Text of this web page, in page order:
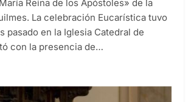
Reina de los Apóstoles» de la
La celebración Eucarística tuvo
pasado en la Iglesia Catedral de
con la presencia de…